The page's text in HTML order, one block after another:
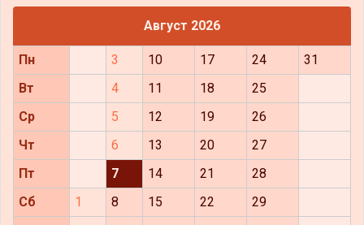
Август 2026
Пн 3 10 17 24
31
Вт
4 11 18
25
Ср
5 12 19
26
Чт
6 13 20
27
Пт
7 14 21
28
Сб
1 8 15 22
29